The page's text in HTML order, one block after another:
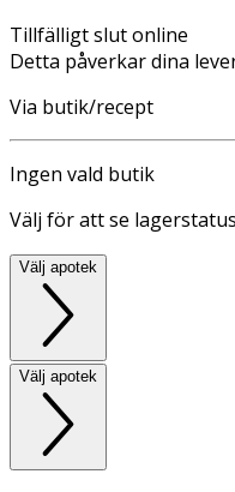
Tillfälligt slut online
Detta påverkar dina
Via butik/recept
Ingen vald butik
Välj för att se lagerstatus
Välj apotek
Välj apotek